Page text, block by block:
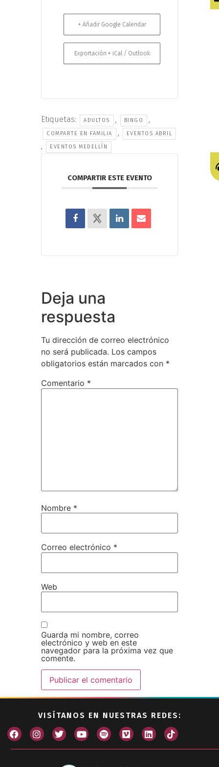
+ Añadir Google Calendar
Exportación + iCal / Outlook
Etiquetas: ADULTOS , BINGO ,
COMPARTE EN FAMILIA , EVENTOS ABRIL
, EVENTOS MEDELLÍN
COMPARTIR ESTE EVENTO
Deja una
respuesta
Tu dirección de correo electrónico
no será publicada. Los campos
obligatorios están marcados con *
Comentario *
Nombre *
Correo electrónico *
Web
Guarda mi nombre, correo
electrónico y web en este
navegador para la próxima vez que
comente.
VISÍTANOS EN NUESTRAS REDES: